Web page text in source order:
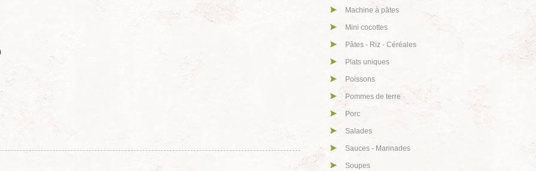
Machine à pâtes
Mini cocottes
Pâtes - Riz - Céréales
Plats uniques
Poissons
Pommes de terre
Porc
Salades
Sauces - Marinades
Soupes